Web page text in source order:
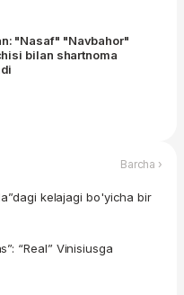
"Nasaf" "Navbahor"
bilan shartnoma
Barcha ›
kelajagi bo'yicha bir
“Real” Vinisiusga